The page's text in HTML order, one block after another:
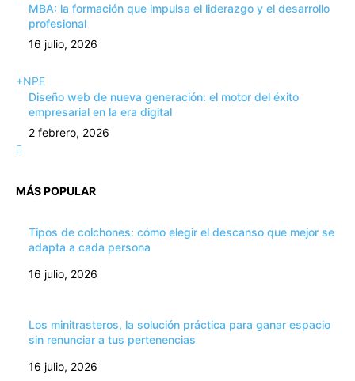
MBA: la formación que impulsa el liderazgo y el desarrollo
profesional
16 julio, 2026
+NPE
Diseño web de nueva generación: el motor del éxito
empresarial en la era digital
2 febrero, 2026
MÁS POPULAR
Tipos de colchones: cómo elegir el descanso que mejor se
adapta a cada persona
16 julio, 2026
Los minitrasteros, la solución práctica para ganar espacio
sin renunciar a tus pertenencias
16 julio, 2026